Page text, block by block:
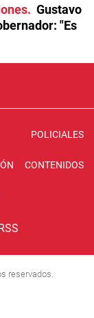
Gustavo
"Es
POLICIALES
CONTENIDOS
RSS
reservados.